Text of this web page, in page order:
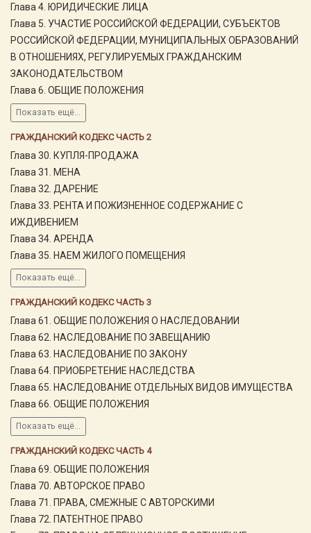
Глава 4. ЮРИДИЧЕСКИЕ ЛИЦА
Глава 5. УЧАСТИЕ РОССИЙСКОЙ ФЕДЕРАЦИИ, СУБЪЕКТОВ
РОССИЙСКОЙ ФЕДЕРАЦИИ, МУНИЦИПАЛЬНЫХ ОБРАЗОВАНИЙ
В ОТНОШЕНИЯХ, РЕГУЛИРУЕМЫХ ГРАЖДАНСКИМ
ЗАКОНОДАТЕЛЬСТВОМ
Глава 6. ОБЩИЕ ПОЛОЖЕНИЯ
Показать ещё...
ГРАЖДАНСКИЙ КОДЕКС ЧАСТЬ 2
Глава 30. КУПЛЯ-ПРОДАЖА
Глава 31. МЕНА
Глава 32. ДАРЕНИЕ
Глава 33. РЕНТА И ПОЖИЗНЕННОЕ СОДЕРЖАНИЕ С
ИЖДИВЕНИЕМ
Глава 34. АРЕНДА
Глава 35. НАЕМ ЖИЛОГО ПОМЕЩЕНИЯ
Показать ещё...
ГРАЖДАНСКИЙ КОДЕКС ЧАСТЬ 3
Глава 61. ОБЩИЕ ПОЛОЖЕНИЯ О НАСЛЕДОВАНИИ
Глава 62. НАСЛЕДОВАНИЕ ПО ЗАВЕЩАНИЮ
Глава 63. НАСЛЕДОВАНИЕ ПО ЗАКОНУ
Глава 64. ПРИОБРЕТЕНИЕ НАСЛЕДСТВА
Глава 65. НАСЛЕДОВАНИЕ ОТДЕЛЬНЫХ ВИДОВ ИМУЩЕСТВА
Глава 66. ОБЩИЕ ПОЛОЖЕНИЯ
Показать ещё...
ГРАЖДАНСКИЙ КОДЕКС ЧАСТЬ 4
Глава 69. ОБЩИЕ ПОЛОЖЕНИЯ
Глава 70. АВТОРСКОЕ ПРАВО
Глава 71. ПРАВА, СМЕЖНЫЕ С АВТОРСКИМИ
Глава 72. ПАТЕНТНОЕ ПРАВО